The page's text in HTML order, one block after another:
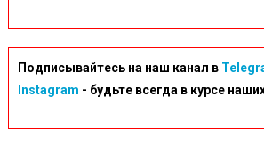
Подписывайтесь на наш канал в
Instagram - будьте всегда в курсе